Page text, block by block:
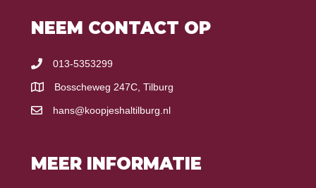
NEEM CONTACT OP
013-5353299
Bosscheweg 247C, Tilburg
hans@koopjeshaltilburg.nl
MEER INFORMATIE